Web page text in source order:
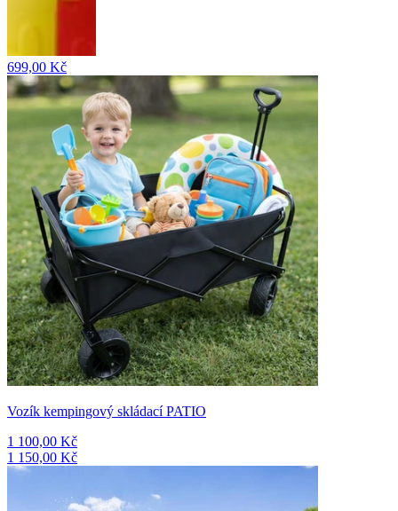
699,00 Kč
Vozík kempingový skládací PATIO
1 100,00 Kč
1 150,00 Kč